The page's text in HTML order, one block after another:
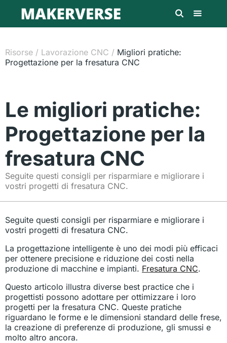
Risorse / Lavorazione CNC / Migliori pratiche:
Progettazione per la fresatura CNC
Le migliori pratiche:
Progettazione per la
fresatura CNC
Seguite questi consigli per risparmiare e migliorare i
vostri progetti di fresatura CNC.
Seguite questi consigli per risparmiare e migliorare i
vostri progetti di fresatura CNC.
La progettazione intelligente è uno dei modi più efficaci
per ottenere precisione e riduzione dei costi nella
produzione di macchine e impianti. Fresatura CNC.
Questo articolo illustra diverse best practice che i
progettisti possono adottare per ottimizzare i loro
progetti per la fresatura CNC. Queste pratiche
riguardano le forme e le dimensioni standard delle frese,
la creazione di preferenze di produzione, gli smussi e
molto altro ancora.